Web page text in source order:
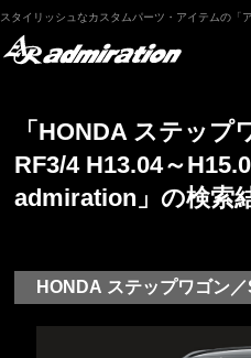
スタイリッシュなカスタムパーツ・アイテムの「
「HONDA ステップ
RF3/4 H13.04～
admiration」の検索
HONDA ステップワゴン